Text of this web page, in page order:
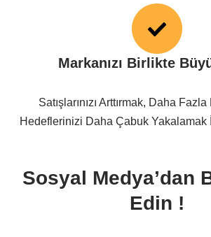
Markanızı Birlikte
Satışlarınızı Arttırmak, Daha
Hedeflerinizi Daha Çabuk Yakalamak
Sosyal Medya’dan
Edin !